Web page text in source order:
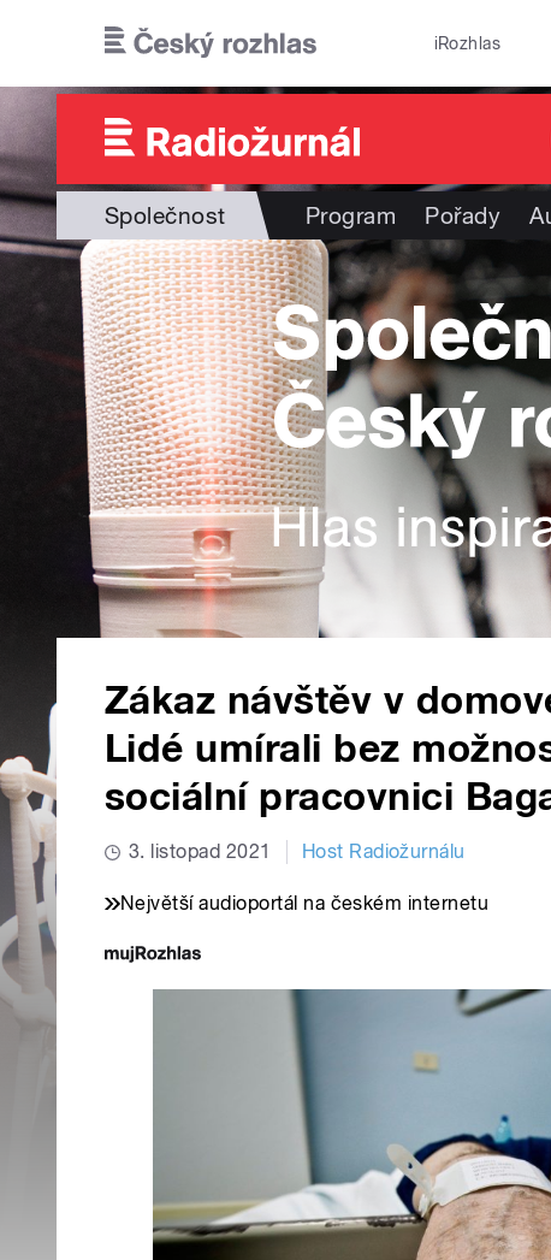
iRozhlas
Společnost Program Pořady
Zákaz návštěv v
Lidé umírali bez
sociální pracovnici
3. listopad 2021 Host Radiožurnálu
Největší audioportál na českém internetu